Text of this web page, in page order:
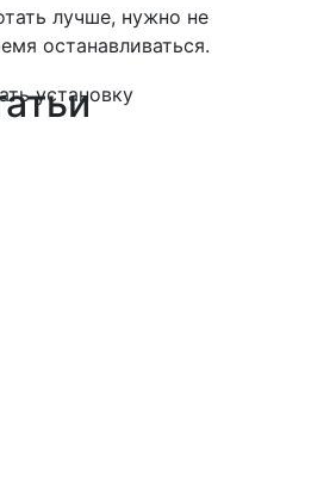
лучше, нужно не
останавливаться.
установку